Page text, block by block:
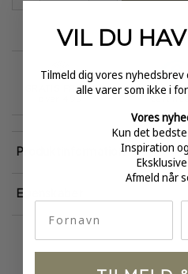
GRATIS FRAGT
E-
Egenskaber
Produktinformation
VIL DU
Tilmeld dig vores nyhedsbrev
alle varer som ikke i
Vores
Kun det
Inspiration
Afmeld når